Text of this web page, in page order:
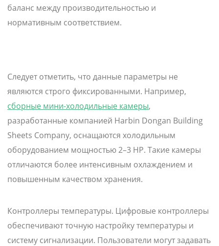
баланс между производительностью и
нормативным соответствием.
Следует отметить, что данные параметры не
являются строго фиксированными. Например,
сборные мини-холодильные камеры,
разработанные компанией Harbin Dongan Building
Sheets Company, оснащаются холодильным
оборудованием мощностью 2–3 HP. Такие камеры
отличаются более интенсивным охлаждением и
повышенным качеством хранения.
Контроллеры температуры. Цифровые контроллеры
обеспечивают точную настройку температуры и
систему сигнализации. Пользователи могут задавать